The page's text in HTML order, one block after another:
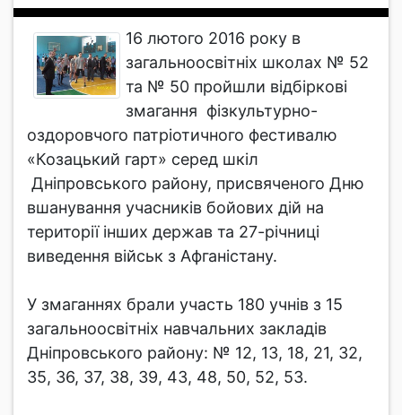
16 лютого 2016 року в
загальноосвітніх школах № 52
та № 50 пройшли відбіркові
змагання фізкультурно-
оздоровчого патріотичного фестивалю
«Козацький гарт» серед шкіл
Дніпровського району, присвяченого Дню
вшанування учасників бойових дій на
території інших держав та 27-річниці
виведення військ з Афганістану.
У змаганнях брали участь 180 учнів з 15
загальноосвітніх навчальних закладів
Дніпровського району: № 12, 13, 18, 21, 32,
35, 36, 37, 38, 39, 43, 48, 50, 52, 53.